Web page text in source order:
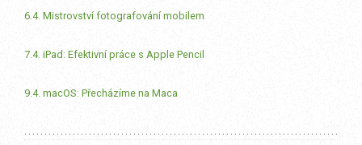
6.4. Mistrovství fotografování mobilem
7.4. iPad: Efektivní práce s Apple Pencil
9.4. macOS: Přecházíme na Maca